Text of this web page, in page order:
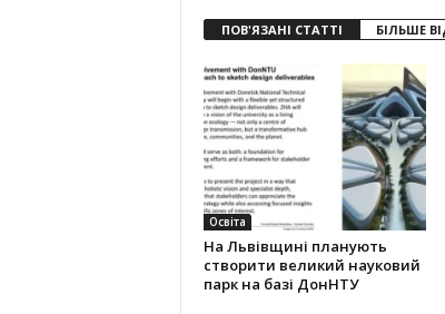
ПОВ'ЯЗАНІ СТАТТІ БІЛЬШЕ
Освіта
На Львівщині планують
створити великий науковий
парк на базі ДонНТУ